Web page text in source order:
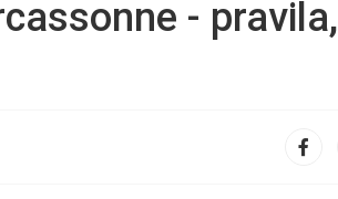
- pravila,